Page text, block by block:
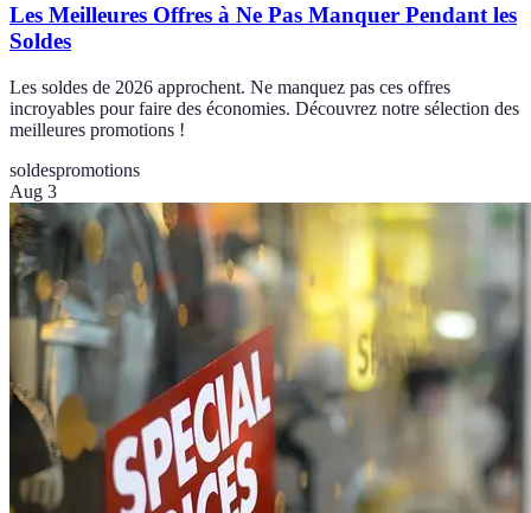
Les Meilleures Offres à Ne Pas Manquer Pendant les
Soldes
Les soldes de 2026 approchent. Ne manquez pas ces offres
incroyables pour faire des économies. Découvrez notre sélection des
meilleures promotions !
soldespromotions
Aug 3